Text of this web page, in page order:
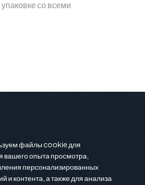
со всеми
на нашу рассылку и
курсе последние
файлы cookie для
вашего опыта просмотра,
персонализированных
и контента, а также для анализа